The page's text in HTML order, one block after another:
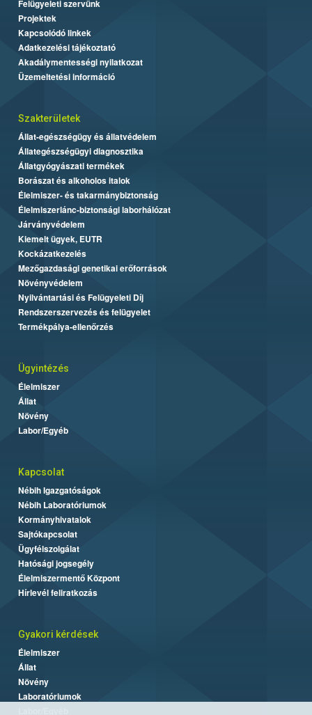
Felügyeleti szervünk
Projektek
Kapcsolódó linkek
Adatkezelési tájékoztató
Akadálymentességi nyilatkozat
Üzemeltetési információ
Szakterületek
Állat-egészségügy és állatvédelem
Állategészségügyi diagnosztika
Állatgyógyászati termékek
Borászat és alkoholos italok
Élelmiszer- és takarmánybiztonság
Élelmiszerlánc-biztonsági laborhálózat
Járványvédelem
Kiemelt ügyek, EUTR
Kockázatkezelés
Mezőgazdasági genetikai erőforrások
Növényvédelem
Nyilvántartási és Felügyeleti Díj
Rendszerszervezés és felügyelet
Termékpálya-ellenőrzés
Ügyintézés
Élelmiszer
Állat
Növény
Labor/Egyéb
Kapcsolat
Nébih Igazgatóságok
Nébih Laboratóriumok
Kormányhivatalok
Sajtókapcsolat
Ügyfélszolgálat
Hatósági jogsegély
Élelmiszermentő Központ
Hírlevél feliratkozás
Gyakori kérdések
Élelmiszer
Állat
Növény
Laboratóriumok